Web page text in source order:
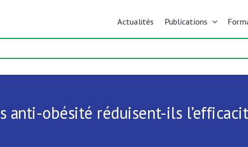
Actualités Publications
anti-obésité réduisent-ils